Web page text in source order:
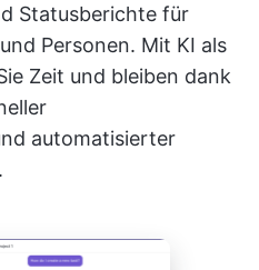
Statusberichte für
Personen. Mit KI als
Zeit und bleiben dank
automatisierter